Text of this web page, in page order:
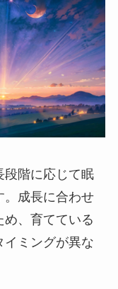
段階に応じて眠
。成長に合わせ
、育てている
イミングが異な